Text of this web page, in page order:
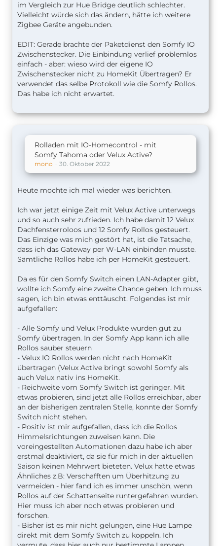
im Vergleich zur Hue Bridge deutlich schlechter.
Vielleicht würde sich das ändern, hätte ich weitere
Zigbee Geräte angebunden.
EDIT: Gerade brachte der Paketdienst den Somfy IO
Zwischenstecker. Die Einbindung verlief problemlos
einfach - aber: wieso wird der eigene IO
Zwischenstecker nicht zu HomeKit Übertragen? Er
verwendet das selbe Protokoll wie die Somfy Rollos.
Das habe ich nicht erwartet.
Rolladen mit IO-Homecontrol - mit
Somfy Tahoma oder Velux Active?
mono 30. Oktober 2022
Heute möchte ich mal wieder was berichten.
Ich war jetzt einige Zeit mit Velux Active unterwegs
und so auch sehr zufrieden. Ich habe damit 12 Velux
Dachfensterroloos und 12 Somfy Rollos gesteuert.
Das Einzige was mich gestört hat, ist die Tatsache,
dass ich das Gateway per W-LAN einbinden musste.
Sämtliche Rollos habe ich per HomeKit gesteuert.
Da es für den Somfy Switch einen LAN-Adapter gibt,
wollte ich Somfy eine zweite Chance geben. Ich muss
sagen, ich bin etwas enttäuscht. Folgendes ist mir
aufgefallen:
- Alle Somfy und Velux Produkte wurden gut zu
Somfy übertragen. In der Somfy App kann ich alle
Rollos sauber steuern
- Velux IO Rollos werden nicht nach HomeKit
übertragen (Velux Active bringt sowohl Somfy als
auch Velux nativ ins HomeKit.
- Reichweite vom Somfy Switch ist geringer. Mit
etwas probieren, sind jetzt alle Rollos erreichbar, aber
an der bisherigen zentralen Stelle, konnte der Somfy
Switch nicht stehen.
- Positiv ist mir aufgefallen, dass ich die Rollos
Himmelsrichtungen zuweisen kann. Die
voreingestellten Automationen dazu habe ich aber
erstmal deaktiviert, da sie für mich in der aktuellen
Saison keinen Mehrwert bieteten. Velux hatte etwas
Ähnliches z.B: Verschafften um Überhitzung zu
vermeiden - hier fand ich es immer unschön, wenn
Rollos auf der Schattenseite runtergefahren wurden.
Hier muss ich aber noch etwas probieren und
forschen.
- Bisher ist es mir nicht gelungen, eine Hue Lampe
direkt mit dem Somfy Switch zu koppeln. Ich